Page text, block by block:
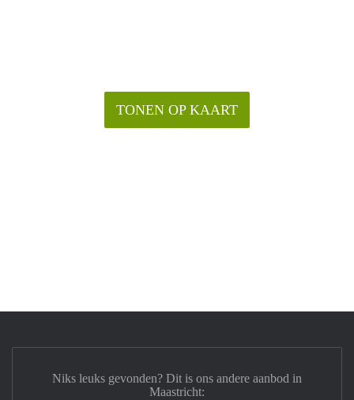
TONEN OP KAART
Niks leuks gevonden? Dit is ons andere aanbod in
Maastricht: